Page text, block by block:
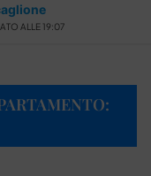
ALLE 19:07